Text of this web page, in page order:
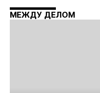
Майнинг»
МЕЖДУ ДЕЛОМ